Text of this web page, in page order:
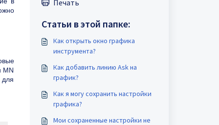
MN
Печать
Статьи в этой папке:
Как открыть окно графика
инструмента?
Как добавить линию Ask на
график?
Как я могу сохранить настройки
графика?
Мои сохраненные настройки не